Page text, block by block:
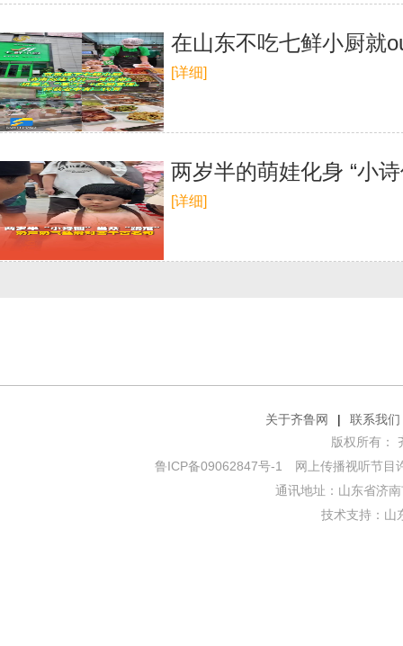
在山东不吃七鲜小厨就
[详细]
两岁半的萌娃化身 “小
[详细]
关于齐鲁网 |
联系我们
版权所有：
鲁ICP备09062847号-1 网上传播视听节目
通讯地址：山东省济
技术支持： 山